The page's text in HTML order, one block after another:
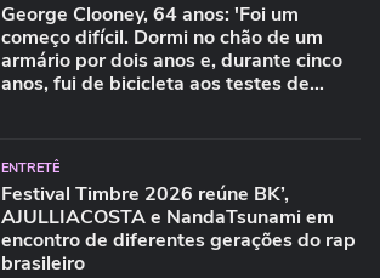
George Clooney, 64 anos: 'Foi um
começo difícil. Dormi no chão de um
armário por dois anos e, durante cinco
anos, fui de bicicleta aos testes de
ENTRETÊ
Festival Timbre 2026 reúne BK’,
AJULLIACOSTA e NandaTsunami em
encontro de diferentes gerações do rap
brasileiro